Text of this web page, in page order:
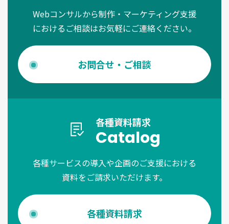
Webコンサルから制作・マーケティング支援
におけるご相談はお気軽にご連絡ください。
お問合せ・ご相談
各種資料請求
Catalog
各種サービスの導入や企画のご支援における
資料をご請求いただけます。
各種資料請求